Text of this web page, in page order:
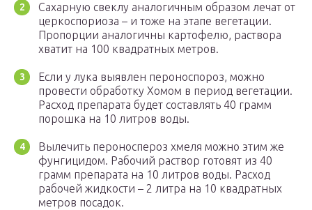
Сахарную свеклу аналогичным образом лечат от
церкоспориоза – и тоже на этапе вегетации.
Пропорции аналогичны картофелю, раствора
хватит на 100 квадратных метров.
Если у лука выявлен пероноспороз, можно
провести обработку Хомом в период вегетации.
Расход препарата будет составлять 40 грамм
порошка на 10 литров воды.
Вылечить пероноспероз хмеля можно этим же
фунгицидом. Рабочий раствор готовят из 40
грамм препарата на 10 литров воды. Расход
рабочей жидкости – 2 литра на 10 квадратных
метров посадок.